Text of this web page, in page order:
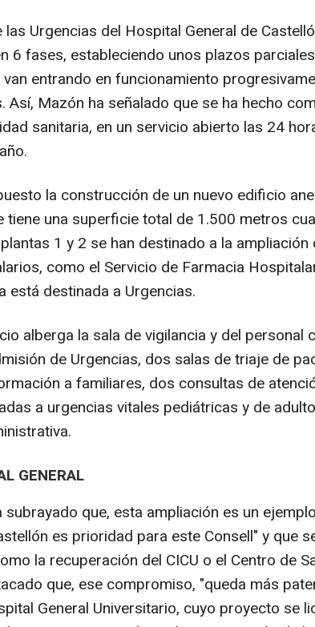
las Urgencias del Hospital General de
6 fases, estableciendo unos plazos
van entrando en funcionamiento
Así, Mazón ha señalado que se ha hecho
sanitaria, en un servicio abierto las 24
la construcción de un nuevo edificio
tiene una superficie total de 1.500 metros
1 y 2 se han destinado a la
como el Servicio de Farmacia
está destinada a Urgencias.
alberga la sala de vigilancia y del personal
de Urgencias, dos salas de triaje de
a familiares, dos consultas de
a urgencias vitales pediátricas y de
GENERAL
subrayado que, esta ampliación es un
es prioridad para este Consell" y que
la recuperación del CICU o el Centro de
que, ese compromiso, "queda más
General Universitario, cuyo proyecto se